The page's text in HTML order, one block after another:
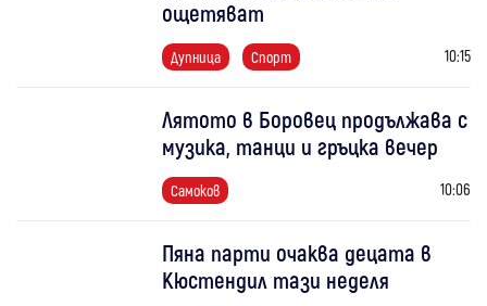
ощетяват
Дупница Спорт 10:15
Лятото в Боровец продължава с
музика, танци и гръцка вечер
Самоков 10:06
Пяна парти очаква децата в
Кюстендил тази неделя